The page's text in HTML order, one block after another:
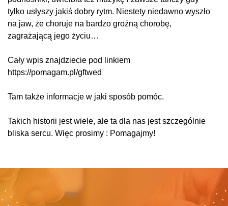
tylko usłyszy jakiś dobry rytm. Niestety niedawno wyszło
na jaw, że choruje na bardzo groźną chorobę,
zagrażającą jego życiu…
Cały wpis znajdziecie pod linkiem
https://pomagam.pl/gftwed
Tam także informacje w jaki sposób pomóc.
Takich historii jest wiele, ale ta dla nas jest szczególnie
bliska sercu. Więc prosimy : Pomagajmy!